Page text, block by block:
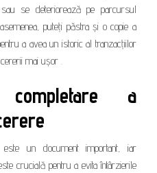
se deteriorează pe parcursul
puteți păstra și o copie a
a avea un istoric al tranzacțiilor
mai ușor .
a
un document important, iar
crucială pentru a evita întârzierile